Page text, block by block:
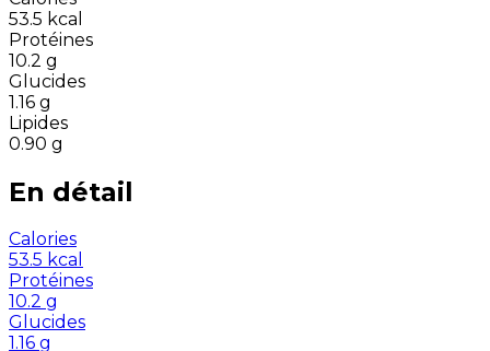
53.5 kcal
Protéines
10.2 g
Glucides
1.16 g
Lipides
0.90 g
En détail
Calories
53.5 kcal
Protéines
10.2 g
Glucides
1.16 g